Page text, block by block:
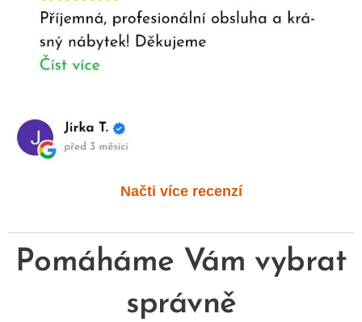
Načti více recenzí
Pomáháme Vám vybrat
správně